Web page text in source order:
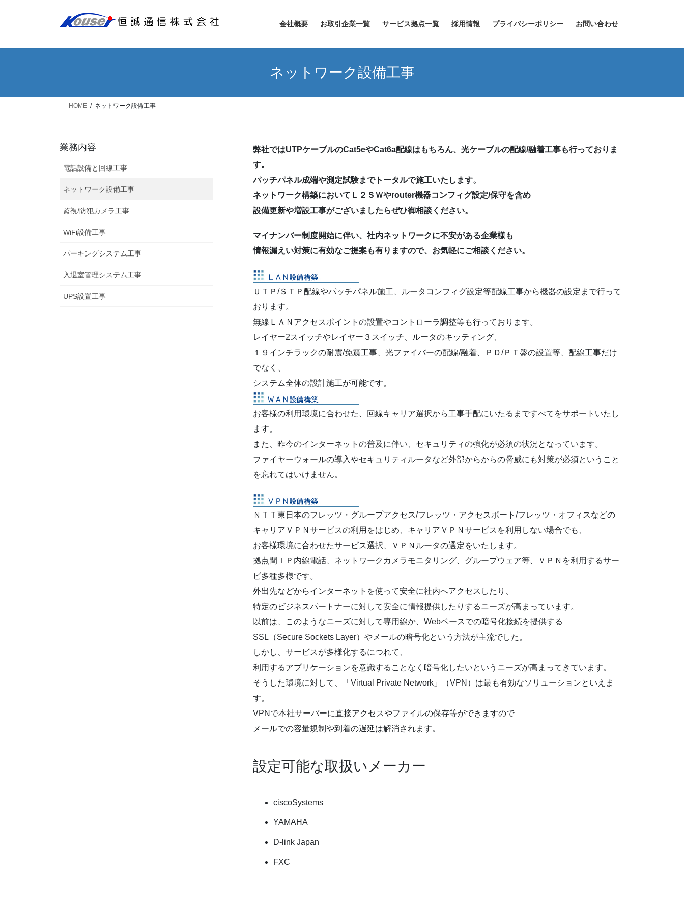
会社概要 お取引企業一覧 サービス拠点一覧 採用情報 プライバシーポリシー お問い合わせ
ネットワーク設備工事
HOME ネットワーク設備工事
弊社ではUTPケーブルのCat5eやCat6a配線はもちろん、光ケーブルの配線/融着工事も行っておりま
す。
パッチパネル成端や測定試験までトータルで施工いたします。
ネットワーク構築においてＬ２ＳＷやrouter機器コンフィグ設定/保守を含め
設備更新や増設工事がございましたらぜひ御相談ください。
マイナンバー制度開始に伴い、社内ネットワークに不安がある企業様も
情報漏えい対策に有効なご提案も有りますので、お気軽にご相談ください。
ＵＴＰ/ＳＴＰ配線やパッチパネル施工、ルータコンフィグ設定等配線工事から機器の設定まで行って
おります。
無線ＬＡＮアクセスポイントの設置やコントローラ調整等も行っております。
レイヤー2スイッチやレイヤー３スイッチ、ルータのキッティング、
１９インチラックの耐震/免震工事、光ファイバーの配線/融着、ＰＤ/ＰＴ盤の設置等、配線工事だけ
でなく、
システム全体の設計施工が可能です。
お客様の利用環境に合わせた、回線キャリア選択から工事手配にいたるまですべてをサポートいたし
ます。
また、昨今のインターネットの普及に伴い、セキュリティの強化が必須の状況となっています。
ファイヤーウォールの導入やセキュリティルータなど外部からからの脅威にも対策が必須ということ
を忘れてはいけません。
ＮＴＴ東日本のフレッツ・グループアクセス/フレッツ・アクセスポート/フレッツ・オフィスなどの
キャリアＶＰＮサービスの利用をはじめ、キャリアＶＰＮサービスを利用しない場合でも、
お客様環境に合わせたサービス選択、ＶＰＮルータの選定をいたします。
拠点間ＩＰ内線電話、ネットワークカメラモニタリング、グループウェア等、ＶＰＮを利用するサー
ビ多種多様です。
外出先などからインターネットを使って安全に社内へアクセスしたり、
特定のビジネスパートナーに対して安全に情報提供したりするニーズが高まっています。
以前は、このようなニーズに対して専用線か、Webベースでの暗号化接続を提供する
SSL（Secure Sockets Layer）やメールの暗号化という方法が主流でした。
しかし、サービスが多様化するにつれて、
利用するアプリケーションを意識することなく暗号化したいというニーズが高まってきています。
そうした環境に対して、「Virtual Private Network」（VPN）は最も有効なソリューションといえま
す。
VPNで本社サーバーに直接アクセスやファイルの保存等ができますので
メールでの容量規制や到着の遅延は解消されます。
設定可能な取扱いメーカー
ciscoSystems
YAMAHA
D-link Japan
FXC
業務内容
電話設備と回線工事
ネットワーク設備工事
監視/防犯カメラ工事
WiFi設備工事
パーキングシステム工事
入退室管理システム工事
UPS設置工事